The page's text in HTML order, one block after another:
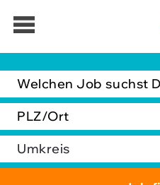
Jobbörse
Bewerber
Unternehmen
Über iperdi